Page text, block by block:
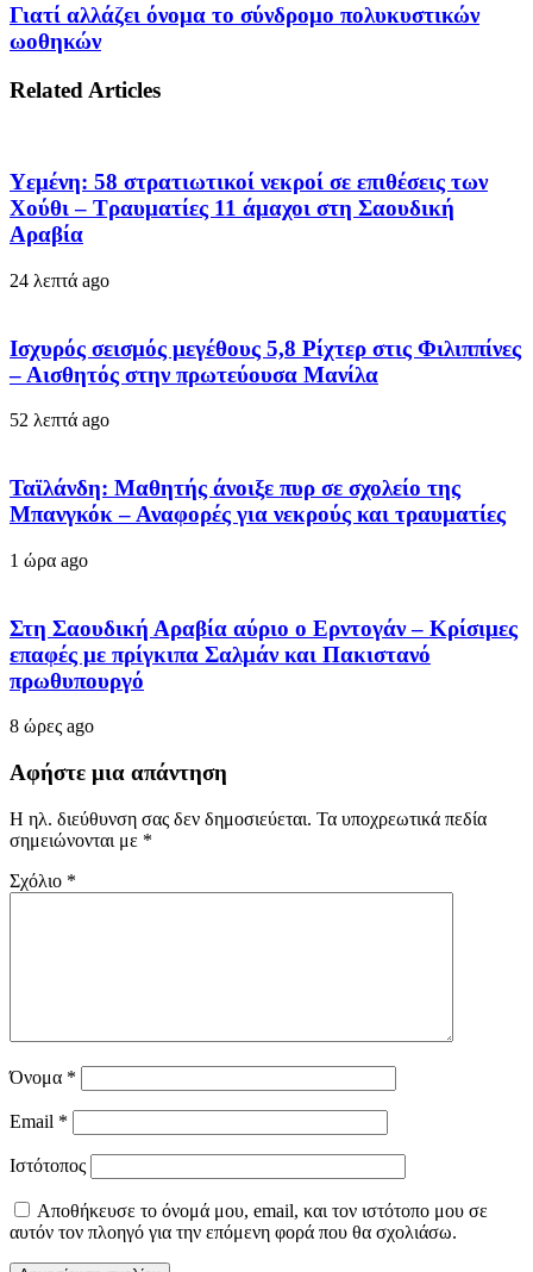
Γιατί αλλάζει όνομα το σύνδρομο πολυκυστικών
ωοθηκών
Related Articles
Υεμένη: 58 στρατιωτικοί νεκροί σε επιθέσεις των
Χούθι – Τραυματίες 11 άμαχοι στη Σαουδική
Αραβία
24 λεπτά ago
Ισχυρός σεισμός μεγέθους 5,8 Ρίχτερ στις Φιλιππίνες
– Αισθητός στην πρωτεύουσα Μανίλα
52 λεπτά ago
Ταϊλάνδη: Μαθητής άνοιξε πυρ σε σχολείο της
Μπανγκόκ – Αναφορές για νεκρούς και τραυματίες
1 ώρα ago
Στη Σαουδική Αραβία αύριο ο Ερντογάν – Κρίσιμες
επαφές με πρίγκιπα Σαλμάν και Πακιστανό
πρωθυπουργό
8 ώρες ago
Αφήστε μια απάντηση
Η ηλ. διεύθυνση σας δεν δημοσιεύεται. Τα υποχρεωτικά πεδία
σημειώνονται με *
Σχόλιο *
Όνομα *
Email *
Ιστότοπος
Αποθήκευσε το όνομά μου, email, και τον ιστότοπο μου σε
αυτόν τον πλοηγό για την επόμενη φορά που θα σχολιάσω.